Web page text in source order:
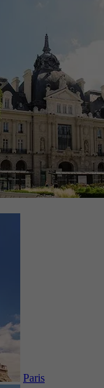
Paris